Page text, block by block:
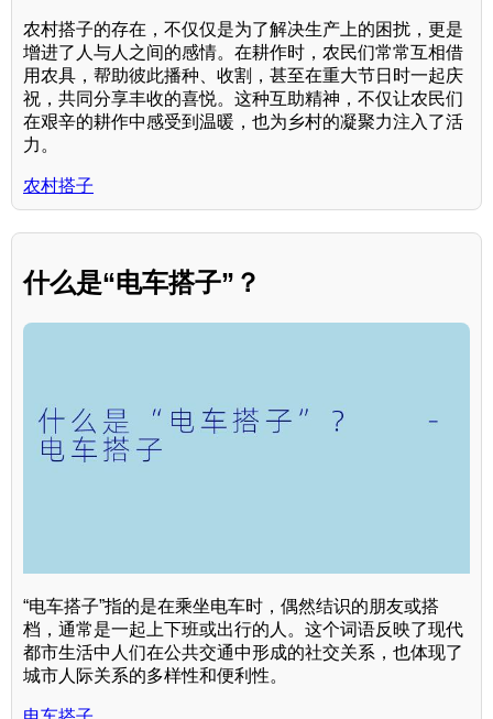
农村搭子的存在，不仅仅是为了解决生产上的困扰，更是
增进了人与人之间的感情。在耕作时，农民们常常互相借
用农具，帮助彼此播种、收割，甚至在重大节日时一起庆
祝，共同分享丰收的喜悦。这种互助精神，不仅让农民们
在艰辛的耕作中感受到温暖，也为乡村的凝聚力注入了活
力。
农村搭子
什么是“电车搭子”？
“电车搭子”指的是在乘坐电车时，偶然结识的朋友或搭
档，通常是一起上下班或出行的人。这个词语反映了现代
都市生活中人们在公共交通中形成的社交关系，也体现了
城市人际关系的多样性和便利性。